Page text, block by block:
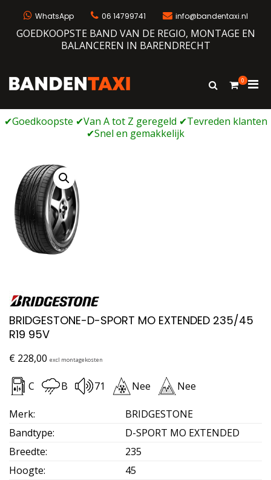
WhatsApp 06 14799741 info@bandentaxi.nl
GOEDKOOPSTE BAND VAN DE REGIO, MONTAGE EN
BALANCEREN IN BARENDRECHT
Bandengarage met eigen webshop
Toon
0
voor
BRIDGESTONE-D-SPORT MO EXTENDED 235/45
R19 95V
€ 228,00 excl montagekosten
C B 71 Nee Nee
Merk:
BRIDGESTONE
Bandtype:
D-SPORT MO EXTENDED
Breedte:
235
Hoogte:
45